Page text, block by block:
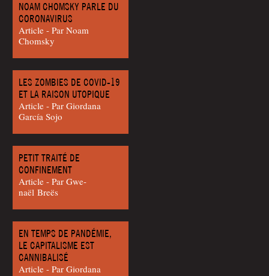
NOAM CHOMSKY PARLE DU
CORONAVIRUS
Article - Par Noam
Chomsky
LES ZOMBIES DE COVID-19
ET LA RAISON UTOPIQUE
Article - Par Gior­da­na
García Sojo
PETIT TRAITÉ DE
CONFINEMENT
Article - Par Gwe­
naël Breës
EN TEMPS DE PANDÉMIE,
LE CAPITALISME EST
CANNIBALISÉ
Article - Par Gior­da­na